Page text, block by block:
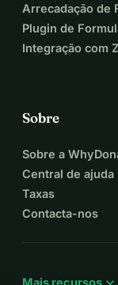
Arrecadação de
Plugin de
Integração com
Sobre
Sobre a
Central de ajuda
Taxas
Contacta-nos